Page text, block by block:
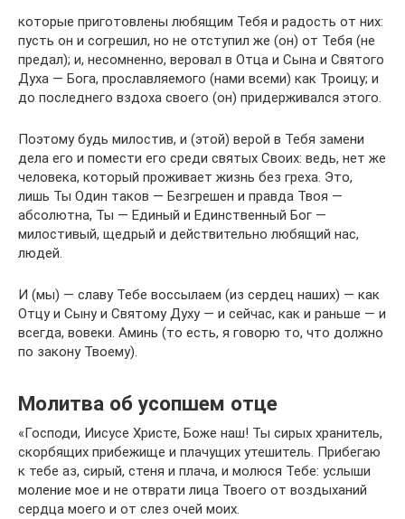
которые приготовлены любящим Тебя и радость от них:
пусть он и согрешил, но не отступил же (он) от Тебя (не
предал); и, несомненно, веровал в Отца и Сына и Святого
Духа — Бога, прославляемого (нами всеми) как Троицу; и
до последнего вздоха своего (он) придерживался этого.
Поэтому будь милостив, и (этой) верой в Тебя замени
дела его и помести его среди святых Своих: ведь, нет же
человека, который проживает жизнь без греха. Это,
лишь Ты Один таков — Безгрешен и правда Твоя —
абсолютна, Ты — Единый и Единственный Бог —
милостивый, щедрый и действительно любящий нас,
людей.
И (мы) — славу Тебе воссылаем (из сердец наших) — как
Отцу и Сыну и Святому Духу — и сейчас, как и раньше — и
всегда, вовеки. Аминь (то есть, я говорю то, что должно
по закону Твоему).
Молитва об усопшем отце
«Господи, Иисусе Христе, Боже наш! Ты сирых хранитель,
скорбящих прибежище и плачущих утешитель. Прибегаю
к тебе аз, сирый, стеня и плача, и молюся Тебе: услыши
моление мое и не отврати лица Твоего от воздыханий
сердца моего и от слез очей моих.